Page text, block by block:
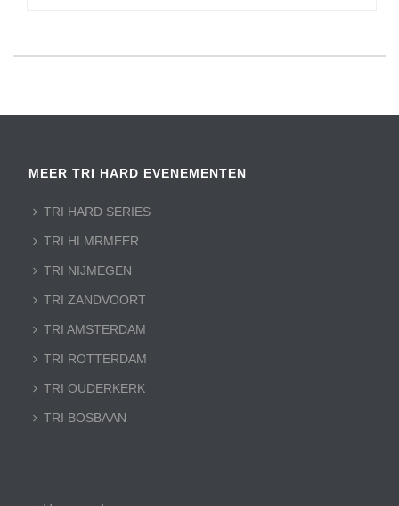
MEER TRI HARD EVENEMENTEN
TRI HARD SERIES
TRI HLMRMEER
TRI NIJMEGEN
TRI ZANDVOORT
TRI AMSTERDAM
TRI ROTTERDAM
TRI OUDERKERK
TRI BOSBAAN